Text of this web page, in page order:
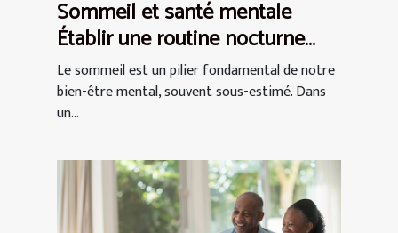
Sommeil et santé mentale
Établir une routine nocturne
pour un esprit apaisé
Le sommeil est un pilier fondamental de notre
bien-être mental, souvent sous-estimé. Dans
un...